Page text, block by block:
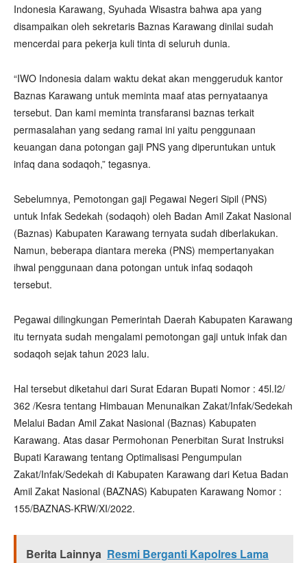
Indonesia Karawang, Syuhada Wisastra bahwa apa yang
disampaikan oleh sekretaris Baznas Karawang dinilai sudah
mencerdai para pekerja kuli tinta di seluruh dunia.
“IWO Indonesia dalam waktu dekat akan menggeruduk kantor
Baznas Karawang untuk meminta maaf atas pernyataanya
tersebut. Dan kami meminta transfaransi baznas terkait
permasalahan yang sedang ramai ini yaitu penggunaan
keuangan dana potongan gaji PNS yang diperuntukan untuk
infaq dana sodaqoh,” tegasnya.
Sebelumnya, Pemotongan gaji Pegawai Negeri Sipil (PNS)
untuk Infak Sedekah (sodaqoh) oleh Badan Amil Zakat Nasional
(Baznas) Kabupaten Karawang ternyata sudah diberlakukan.
Namun, beberapa diantara mereka (PNS) mempertanyakan
ihwal penggunaan dana potongan untuk infaq sodaqoh
tersebut.
Pegawai dilingkungan Pemerintah Daerah Kabupaten Karawang
itu ternyata sudah mengalami pemotongan gaji untuk infak dan
sodaqoh sejak tahun 2023 lalu.
Hal tersebut diketahui dari Surat Edaran Bupati Nomor : 45l.I2/
362 /Kesra tentang Himbauan Menunaikan Zakat/Infak/Sedekah
Melalui Badan Amil Zakat Nasional (Baznas) Kabupaten
Karawang. Atas dasar Permohonan Penerbitan Surat Instruksi
Bupati Karawang tentang Optimalisasi Pengumpulan
Zakat/Infak/Sedekah di Kabupaten Karawang dari Ketua Badan
Amil Zakat Nasional (BAZNAS) Kabupaten Karawang Nomor :
155/BAZNAS-KRW/XI/2022.
Berita Lainnya Resmi Berganti Kapolres Lama